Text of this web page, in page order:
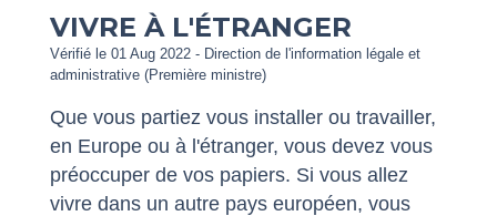
VIVRE À L'ÉTRANGER
Vérifié le 01 Aug 2022 - Direction de l'information légale et
administrative (Première ministre)
Que vous partiez vous installer ou travailler,
en Europe ou à l'étranger, vous devez vous
préoccuper de vos papiers. Si vous allez
vivre dans un autre pays européen, vous